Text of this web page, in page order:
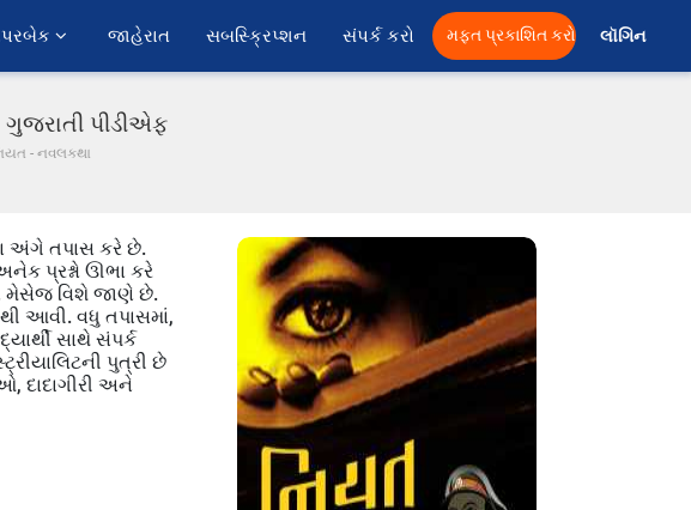
જાહેરાત સબસ્ક્રિપ્શન સંપર્ક કરો મફત પ્રકાશિત કરો લૉગિન
ગુજરાતી પીડીએફ
- નવલકથા
અંગે તપાસ કરે છે.
પ્રશ્નો ઊભા કરે
મેસેજ વિશે જાણે છે.
આવી. વધુ તપાસમાં,
સાથે સંપર્ક
પુત્રી છે
દાદાગીરી અને